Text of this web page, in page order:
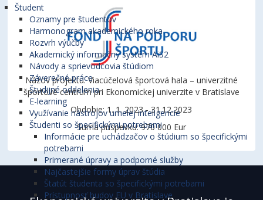
Študent
Oznamy pre študentov
Harmonogram akademického roka
Rozvrh výučby
Akademický informačný systém AiS2
Návody a sprievodcovia štúdiom
Záverečné práce
Študijné oddelenia
E-learning
Využívanie nástrojov umelej inteligencie
Študenti so špecifickými potrebami
Informácie pre uchádzačov o štúdium so špecifickými
potrebami
Primerané úpravy a podporné služby
Najčastejšie formy úprav štúdia
Štatút študenta so špecifickými potrebami
Prístupnosť budov EU v Bratislave
Názov projektu: Viacúčelová športová hala – univerzitné
športové centrum pri Ekonomickej univerzite v Bratislave
Obdobie: 1. 1. 2023 - 31.12.2023
Suma príspevku: 970 000 Eur